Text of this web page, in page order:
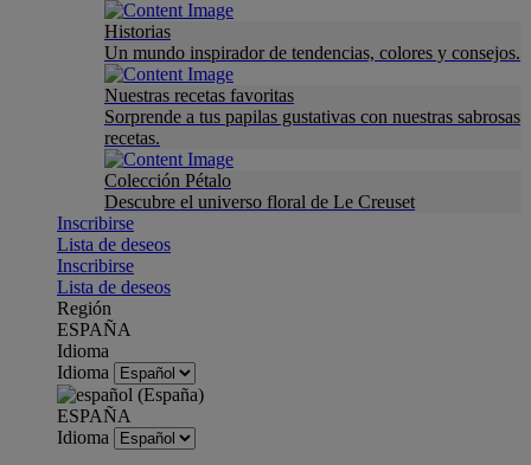
Historias
Un mundo inspirador de tendencias, colores y consejos.
Nuestras recetas favoritas
Sorprende a tus papilas gustativas con nuestras sabrosas
recetas.
Colección Pétalo
Descubre el universo floral de Le Creuset
Inscribirse
Lista de deseos
Inscribirse
Lista de deseos
Región
ESPAÑA
Idioma
Idioma
ESPAÑA
Idioma